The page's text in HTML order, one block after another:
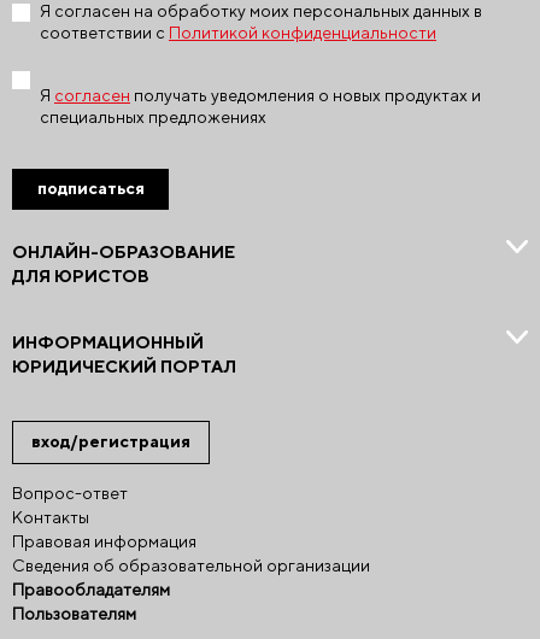
вход/регистрация
Вопрос-ответ
Контакты
Правовая информация
Сведения об образовательной организации
Правообладателям
Пользователям
ОНЛАЙН-ОБРАЗОВАНИЕ
ДЛЯ ЮРИСТОВ
ИНФОРМАЦИОННЫЙ
ЮРИДИЧЕСКИЙ ПОРТАЛ
Я согласен на обработку моих персональных данных в
соответствии с Политикой конфиденциальности
Я согласен получать уведомления о новых продуктах и
специальных предложениях
подписаться